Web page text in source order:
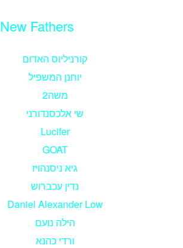
New Fathers
קורניליוס האדום
יוחנן המשפיל
משה2
שי אלכסנדורני
Lucifer
GOAT
גיא ניסנהויז
נדין עכברוש
Daniel Alexander Low
הילה נועם
ורדי כהנא